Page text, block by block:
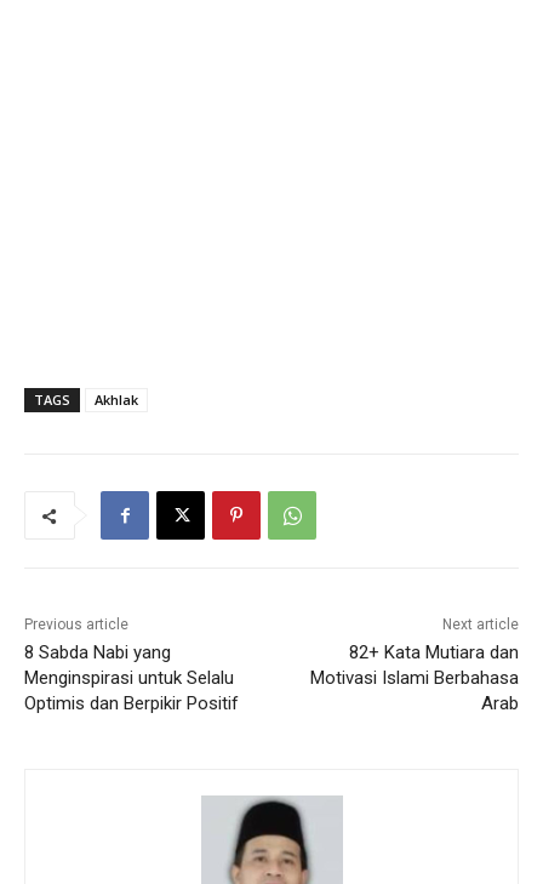
TAGS Akhlak
Previous article
8 Sabda Nabi yang
Menginspirasi untuk Selalu
Optimis dan Berpikir Positif
Next article
82+ Kata Mutiara dan
Motivasi Islami Berbahasa
Arab